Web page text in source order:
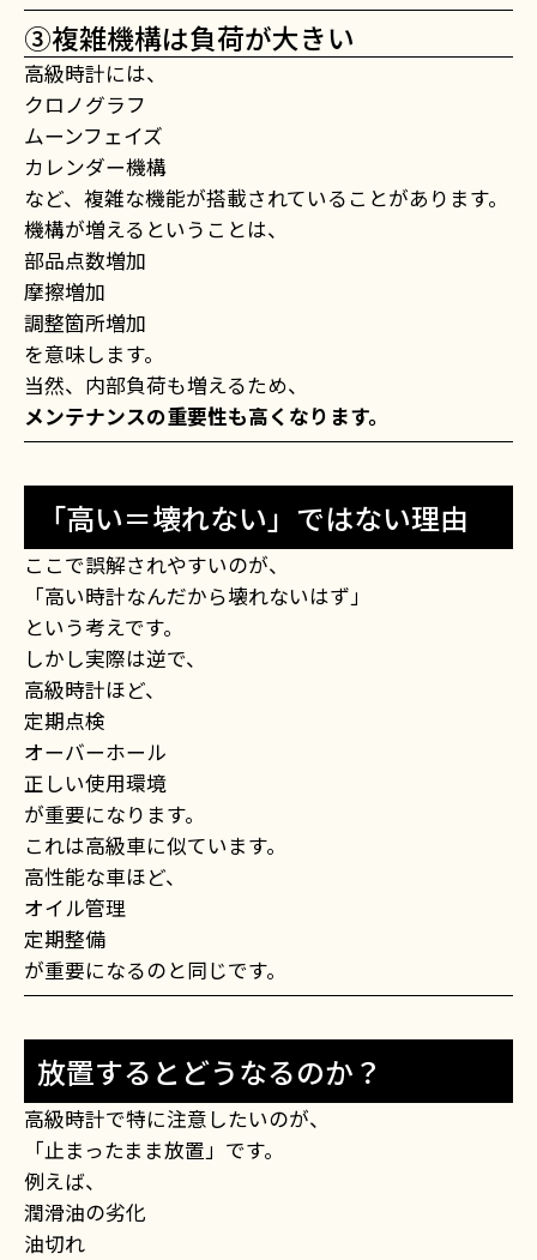
③複雑機構は負荷が大きい
高級時計には、
クロノグラフ
ムーンフェイズ
カレンダー機構
など、複雑な機能が搭載されていることがあります。
機構が増えるということは、
部品点数増加
摩擦増加
調整箇所増加
を意味します。
当然、内部負荷も増えるため、
メンテナンスの重要性も高くなります。
「高い＝壊れない」ではない理由
ここで誤解されやすいのが、
「高い時計なんだから壊れないはず」
という考えです。
しかし実際は逆で、
高級時計ほど、
定期点検
オーバーホール
正しい使用環境
が重要になります。
これは高級車に似ています。
高性能な車ほど、
オイル管理
定期整備
が重要になるのと同じです。
放置するとどうなるのか？
高級時計で特に注意したいのが、
「止まったまま放置」です。
例えば、
潤滑油の劣化
油切れ